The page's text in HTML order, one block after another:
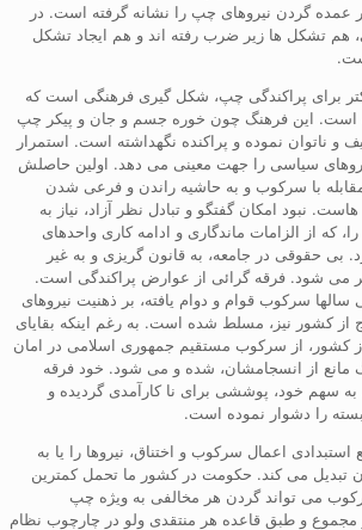
عمده گردن نیروهای چپ را نشانه گرفته است. در
هم تشکل ها زیر ضرب رفته اند و هم ایجاد تشکل
برای پراکندگی چپ، شکل گیری فرهنگی است که
است. این فرهنگ چون خوره جسم و جان و پیکر چپ
و ناتوان نموده و پراکنده نگهداشته است. استمرار
سیاسی را جهت معینی می دهد. اولین حاصلش
با سرکوب و به حاشیه راندن و فرعی شدن
نبود امکان گفتگو و تبادل نظر آزاد، نیاز به
که از الزامات ماندگاری و ادامه کاری واحدهای
بی حقوقی در جامعه، به قانون گریزی و به غیر
می شود. فرقه گرائی از عوارض پراکندگی است.
سرکوب قوام و دوام یافته، بر ذهنیت نیروهای
کشور نیز، مسلط شده است. به رغم اینکه بقایای
کشور، از سرکوب مستقیم جمهوری اسلامی در امان
مانع از انسجامشان، شده و می شود. خود فرقه
سهم خود، پوششی برای نا کارآمدی گردیده و
بسته را دشوار نموده است.
استبدادی اعمال سرکوب و اختناق، نیروها را یا به
تبدیل می کند. حکومت در کشور ما تحمل کمترین
سرکوب می تواند گردن هر مخالفی به ویژه چپ
را ببرد. (۱)در مجموع و طبق قاعده هر منتقدی ولو در چارچوب نظام